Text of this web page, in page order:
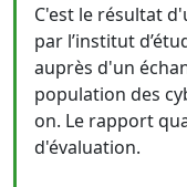
C'est le résultat
par l’institut
auprès d'un
population des
on. Le rapport
d'évaluation.